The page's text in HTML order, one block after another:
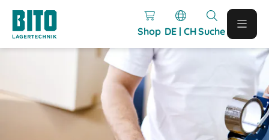
Shop DE | CHSuche